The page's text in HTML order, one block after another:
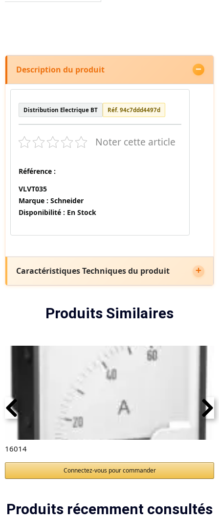
Description du produit
Distribution Electrique BT Réf. 94c7ddd4497d
Noter cette article
Référence :
VLVT035
Marque : Schneider
Disponibilité : En Stock
Caractéristiques Techniques du produit
Produits Similaires
16014
Connectez-vous pour commander
Produits récemment consultés